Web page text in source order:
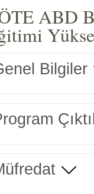
ABD
Bilgiler